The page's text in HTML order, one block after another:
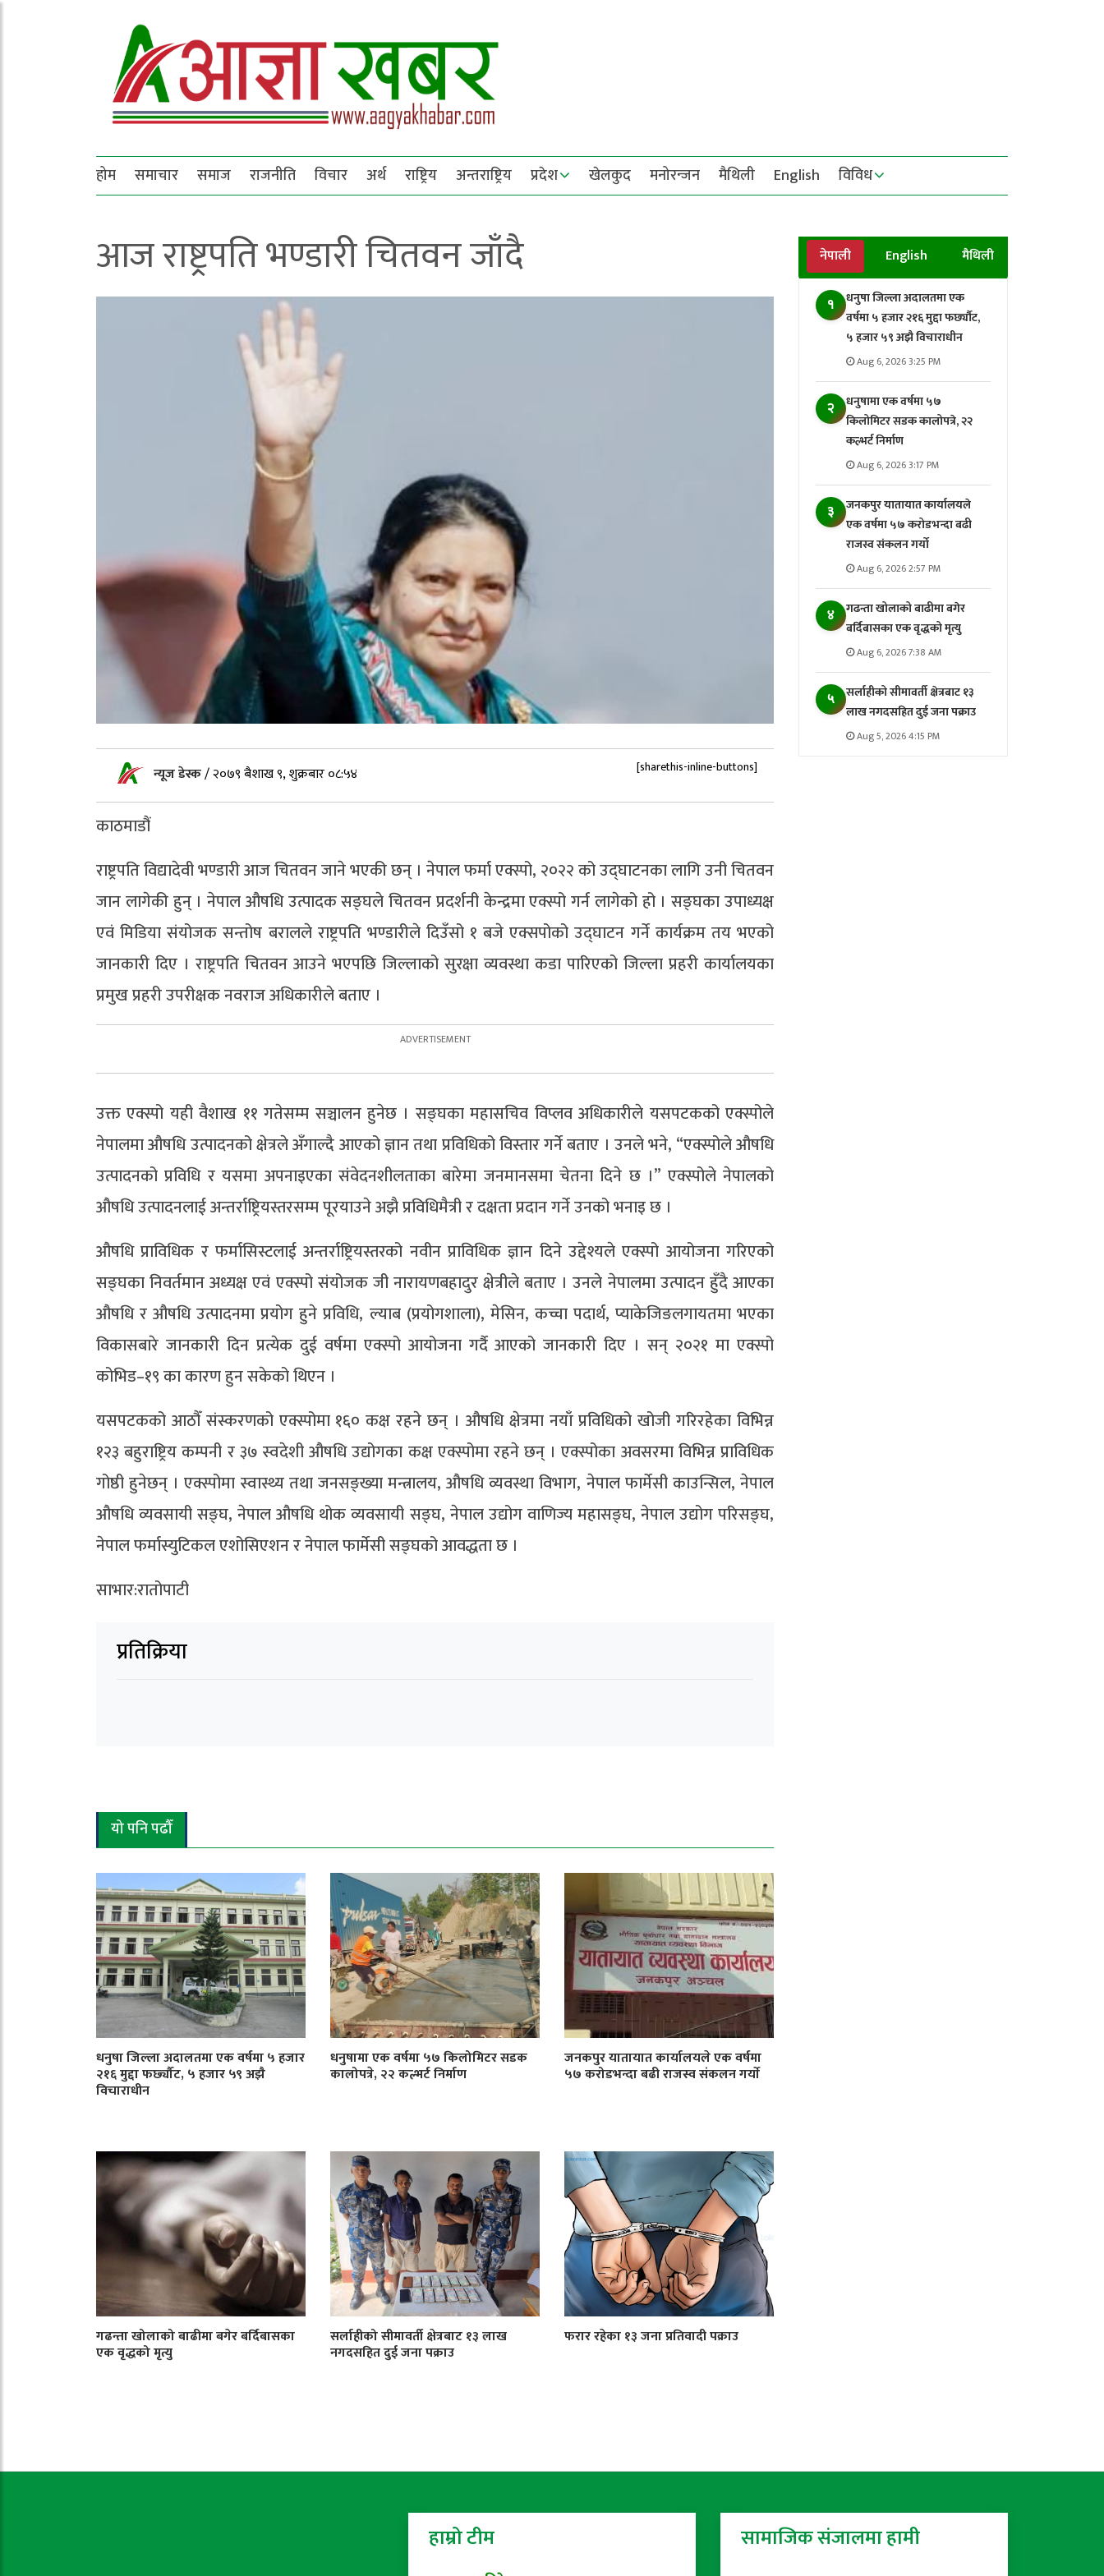
होम समाचार समाज राजनीति विचार अर्थ राष्ट्रिय अन्तराष्ट्रिय प्रदेश खेलकुद मनोरन्जन मैथिली English विविध
आज राष्ट्रपति भण्डारी चितवन जाँदै
न्यूज डेस्क/२०७९ बैशाख ९, शुक्रबार ०८:५४ [sharethis-inline-buttons]
काठमाडौं
राष्ट्रपति विद्यादेवी भण्डारी आज चितवन जाने भएकी छन् । नेपाल फर्मा एक्स्पो, २०२२ को उद्घाटनका लागि उनी चितवन
जान लागेकी हुन् । नेपाल औषधि उत्पादक सङ्घले चितवन प्रदर्शनी केन्द्रमा एक्स्पो गर्न लागेको हो । सङ्घका उपाध्यक्ष
एवं मिडिया संयोजक सन्तोष बरालले राष्ट्रपति भण्डारीले दिउँसो १ बजे एक्सपोको उद्घाटन गर्ने कार्यक्रम तय भएको
जानकारी दिए । राष्ट्रपति चितवन आउने भएपछि जिल्लाको सुरक्षा व्यवस्था कडा पारिएको जिल्ला प्रहरी कार्यालयका
प्रमुख प्रहरी उपरीक्षक नवराज अधिकारीले बताए ।
उक्त एक्स्पो यही वैशाख ११ गतेसम्म सञ्चालन हुनेछ । सङ्घका महासचिव विप्लव अधिकारीले यसपटकको एक्स्पोले
नेपालमा औषधि उत्पादनको क्षेत्रले अँगाल्दै आएको ज्ञान तथा प्रविधिको विस्तार गर्ने बताए । उनले भने, “एक्स्पोले औषधि
उत्पादनको प्रविधि र यसमा अपनाइएका संवेदनशीलताका बारेमा जनमानसमा चेतना दिने छ ।” एक्स्पोले नेपालको
औषधि उत्पादनलाई अन्तर्राष्ट्रियस्तरसम्म पूरयाउने अझै प्रविधिमैत्री र दक्षता प्रदान गर्ने उनको भनाइ छ ।
औषधि प्राविधिक र फर्मासिस्टलाई अन्तर्राष्ट्रियस्तरको नवीन प्राविधिक ज्ञान दिने उद्देश्यले एक्स्पो आयोजना गरिएको
सङ्घका निवर्तमान अध्यक्ष एवं एक्स्पो संयोजक जी नारायणबहादुर क्षेत्रीले बताए । उनले नेपालमा उत्पादन हुँदै आएका
औषधि र औषधि उत्पादनमा प्रयोग हुने प्रविधि, ल्याब (प्रयोगशाला), मेसिन, कच्चा पदार्थ, प्याकेजिङलगायतमा भएका
विकासबारे जानकारी दिन प्रत्येक दुई वर्षमा एक्स्पो आयोजना गर्दै आएको जानकारी दिए । सन् २०२१ मा एक्स्पो
कोभिड–१९ का कारण हुन सकेको थिएन ।
यसपटकको आठौँ संस्करणको एक्स्पोमा १६० कक्ष रहने छन् । औषधि क्षेत्रमा नयाँ प्रविधिको खोजी गरिरहेका विभिन्न
१२३ बहुराष्ट्रिय कम्पनी र ३७ स्वदेशी औषधि उद्योगका कक्ष एक्स्पोमा रहने छन् । एक्स्पोका अवसरमा विभिन्न प्राविधिक
गोष्ठी हुनेछन् । एक्स्पोमा स्वास्थ्य तथा जनसङ्ख्या मन्त्रालय, औषधि व्यवस्था विभाग, नेपाल फार्मेसी काउन्सिल, नेपाल
औषधि व्यवसायी सङ्घ, नेपाल औषधि थोक व्यवसायी सङ्घ, नेपाल उद्योग वाणिज्य महासङ्घ, नेपाल उद्योग परिसङ्घ,
नेपाल फर्मास्युटिकल एशोसिएशन र नेपाल फार्मेसी सङ्घको आवद्धता छ ।
साभार:रातोपाटी
प्रतिक्रिया
नेपाली English मैथिली
१
धनुषा जिल्ला अदालतमा एक
वर्षमा ५ हजार २१६ मुद्दा फर्छ्यौट,
५ हजार ५९ अझै विचाराधीन
Aug 6, 2026 3:25 PM
२
धनुषामा एक वर्षमा ५७
किलोमिटर सडक कालोपत्रे, २२
कल्भर्ट निर्माण
Aug 6, 2026 3:17 PM
३
जनकपुर यातायात कार्यालयले
एक वर्षमा ५७ करोडभन्दा बढी
राजस्व संकलन गर्याे
Aug 6, 2026 2:57 PM
४
गढन्ता खोलाको बाढीमा बगेर
बर्दिबासका एक वृद्धको मृत्यु
Aug 6, 2026 7:38 AM
५
सर्लाहीको सीमावर्ती क्षेत्रबाट १३
लाख नगदसहित दुई जना पक्राउ
Aug 5, 2026 4:15 PM
यो पनि पढौँ
धनुषा जिल्ला अदालतमा एक वर्षमा ५ हजार
२१६ मुद्दा फर्छ्यौट, ५ हजार ५९ अझै
विचाराधीन
धनुषामा एक वर्षमा ५७ किलोमिटर सडक
कालोपत्रे, २२ कल्भर्ट निर्माण
जनकपुर यातायात कार्यालयले एक वर्षमा
५७ करोडभन्दा बढी राजस्व संकलन गर्याे
गढन्ता खोलाको बाढीमा बगेर बर्दिबासका
एक वृद्धको मृत्यु
सर्लाहीको सीमावर्ती क्षेत्रबाट १३ लाख
नगदसहित दुई जना पक्राउ
फरार रहेका १३ जना प्रतिवादी पक्राउ
हाम्रो टीम सामाजिक संजालमा हामी